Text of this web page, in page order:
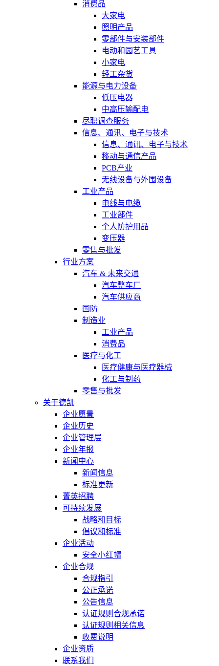
消费品
大家电
照明产品
零部件与安装部件
电动和园艺工具
小家电
轻工杂货
能源与电力设备
低压电器
中高压输配电
尽职调查服务
信息、通讯、电子与技术
信息、通讯、电子与技术
移动与通信产品
PCB产业
无线设备与外围设备
工业产品
电线与电缆
工业部件
个人防护用品
变压器
零售与批发
行业方案
汽车 & 未来交通
汽车整车厂
汽车供应商
国防
制造业
工业产品
消费品
医疗与化工
医疗健康与医疗器械
化工与制药
零售与批发
关于德凯
企业愿景
企业历史
企业管理层
企业年报
新闻中心
新闻信息
标准更新
菁英招聘
可持续发展
战略和目标
倡议和标准
企业活动
安全小红帽
企业合规
合规指引
公正承诺
公告信息
认证规则合规承诺
认证规则相关信息
收费说明
企业资质
联系我们